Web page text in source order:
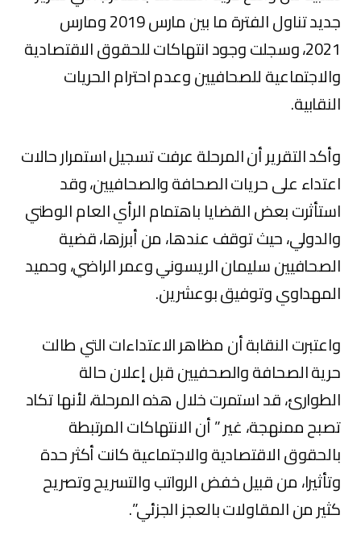
جديد تناول الفترة ما بين مارس 2019 ومارس
2021، وسجلت وجود انتهاكات للحقوق الاقتصادية
والاجتماعية للصحافيين وعدم احترام الحريات
النقابية.
وأكد التقرير أن المرحلة عرفت تسجيل استمرار حالات
اعتداء على حريات الصحافة والصحافيين، وقد
استأثرت بعض القضايا باهتمام الرأي العام الوطني
والدولي، حيث توقف عندها، من أبرزها، قضية
الصحافيين سليمان الريسوني وعمر الراضي، وحميد
المهداوي وتوفيق بوعشرين.
واعتبرت النقابة أن مظاهر الاعتداءات التي طالت
حرية الصحافة والصحفيين قبل إعلان حالة
الطوارئ، قد استمرت خلال هذه المرحلة، لأنها تكاد
تصبح ممنهجة، غير ” أن الانتهاكات المرتبطة
بالحقوق الاقتصادية والاجتماعية كانت أكثر حدة
وتأثيرا، من قبيل خفض الرواتب والتسريح وتصريح
كثير من المقاولات بالعجز الجزئي”.